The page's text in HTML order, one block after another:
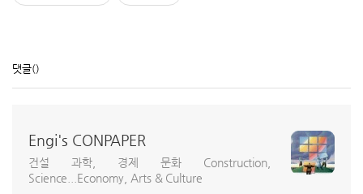
댓글()
Engi's CONPAPER
건설 과학, 경제 문화 Construction,
Science...Economy, Arts & Culture